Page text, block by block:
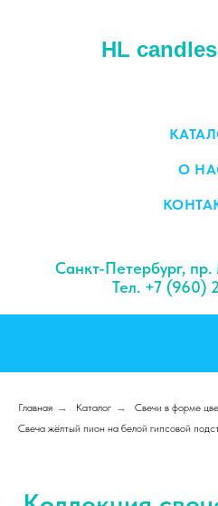
HL
О
Санкт-Петербург,
Тел. +7 (960)
Главная → Каталог → Свечи в форме
Свеча жёлтый пион на белой гипсовой